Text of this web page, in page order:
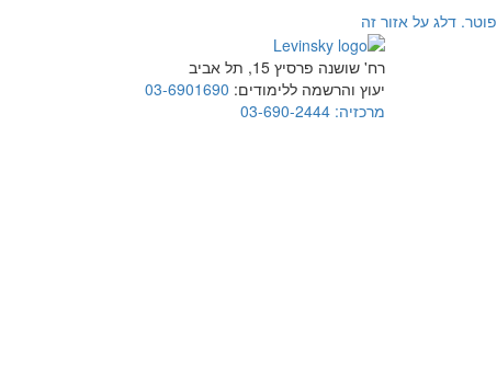
פוטר. דלג על אזור זה
רח' שושנה פרסיץ 15, תל אביב
יעוץ והרשמה ללימודים: 03-6901690
מרכזיה: 03-690-2444